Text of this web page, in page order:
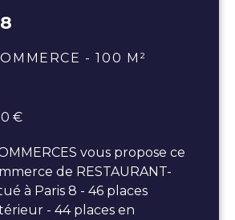
- 100 M²
€
vous propose ce
de RESTAURANT-
à Paris 8 - 46 places
- 44 places en